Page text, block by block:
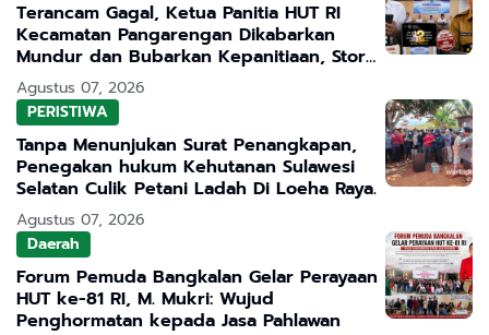
Terancam Gagal, Ketua Panitia HUT RI
Kecamatan Pangarengan Dikabarkan
Mundur dan Bubarkan Kepanitiaan, Story
WhatsApp ASN Jadi Sorotan
Agustus 07, 2026
PERISTIWA
Tanpa Menunjukan Surat Penangkapan,
Penegakan hukum Kehutanan Sulawesi
Selatan Culik Petani Ladah Di Loeha Raya.
Agustus 07, 2026
Daerah
Forum Pemuda Bangkalan Gelar Perayaan
HUT ke-81 RI, M. Mukri: Wujud
Penghormatan kepada Jasa Pahlawan